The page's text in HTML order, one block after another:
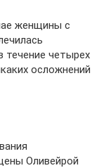
женщины с
течение четырех
осложнений
Оливейрой